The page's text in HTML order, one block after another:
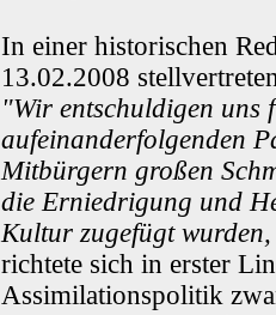
In einer historischen
13.02.2008
"Wir entschuldigen uns
aufeinanderfolgenden
Mitbürgern großen
die Erniedrigung und
Kultur zugefügt
richtete sich in erster
Assimilationspolitik